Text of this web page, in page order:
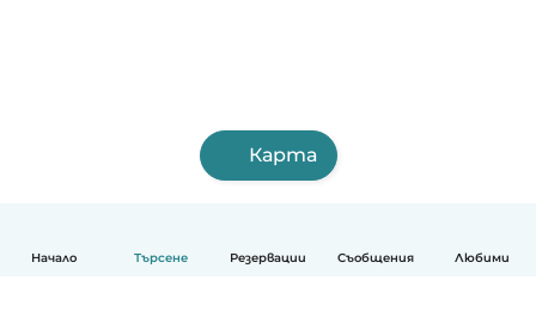
Начало Търсене Резервации Съобщения Любими
Карта